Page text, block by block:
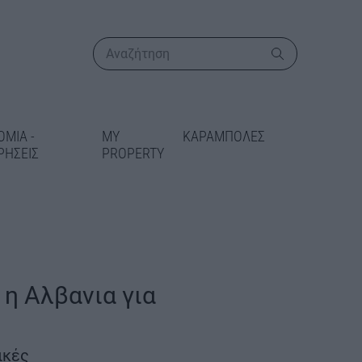
-
MY
PROPERTY
ΚΑΡΑΜΠΟΛΕΣ
5
Αλβανια για